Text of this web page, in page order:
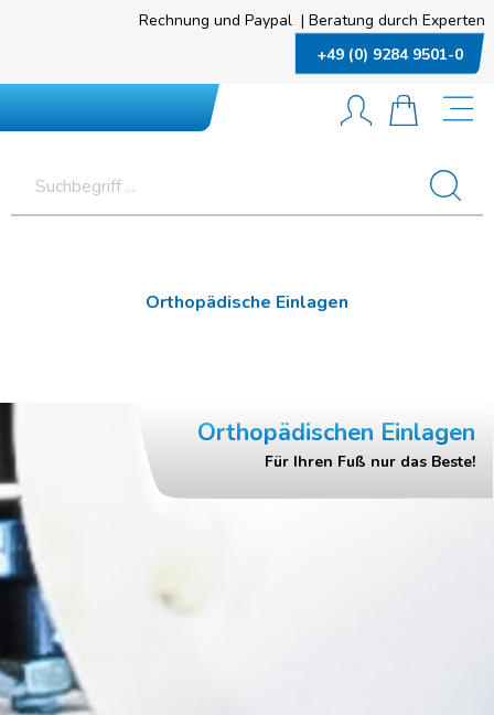
Rechnung und Paypal | Beratung durch Experten
+49 (0) 9284 9501-0
Orthopädische Einlagen
Orthopädischen Einlagen
Für Ihren Fuß nur das Beste!